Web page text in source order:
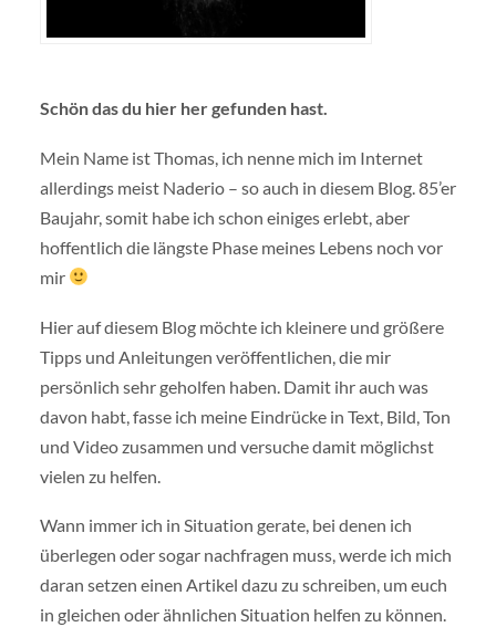
Schön das du hier her gefunden hast.
Mein Name ist Thomas, ich nenne mich im Internet
allerdings meist Naderio – so auch in diesem Blog. 85’er
Baujahr, somit habe ich schon einiges erlebt, aber
hoffentlich die längste Phase meines Lebens noch vor
mir
Hier auf diesem Blog möchte ich kleinere und größere
Tipps und Anleitungen veröffentlichen, die mir
persönlich sehr geholfen haben. Damit ihr auch was
davon habt, fasse ich meine Eindrücke in Text, Bild, Ton
und Video zusammen und versuche damit möglichst
vielen zu helfen.
Wann immer ich in Situation gerate, bei denen ich
überlegen oder sogar nachfragen muss, werde ich mich
daran setzen einen Artikel dazu zu schreiben, um euch
in gleichen oder ähnlichen Situation helfen zu können.